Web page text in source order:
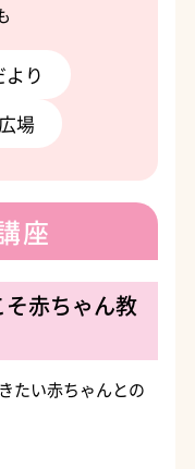
り
場
座
赤ちゃん教
たい赤ちゃんとの